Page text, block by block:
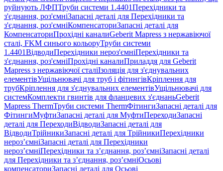
руйнують ЛФПТруби системи 1.4401Перехідники та
з'єднання, роз'ємніЗапасні деталі для Перехідники та
з'єднання, роз'ємніКомпенсаториЗапасні деталі для
КомпенсаториПрохідні каналиGeberit Mapress з нержавіючої
сталі, FKM синього кольоруТруби системи
1.4401ВідводиПерехідники нероз'ємніПерехідники та
з'єднання, роз'ємніПрохідні каналиПриладдя для Geberit
Mapress з нержавіючої сталіІзоляція для з'єднувальних
елементівУщільнювачі для труб і фітингівКріплення для
трубКріплення для з'єднувальних елементівУщільнювачі для
системКомплекти гвинтів для фланцевих з'єднаньGeberit
Mapress ThermТруби системи ThermФітингиЗапасні деталі для
ФітингиМуфтиЗапасні деталі для МуфтиПереходиЗапасні
деталі для ПереходиВідводиЗапасні деталі для
ВідводиТрійникиЗапасні деталі для ТрійникиПерехідники
нероз’ємніЗапасні деталі для Перехідники
нероз’ємніПерехідники та з’єднання, роз’ємніЗапасні деталі
для Перехідники та з’єднання, роз’ємніОсьові
компенсаториЗапасні деталі для Осьові